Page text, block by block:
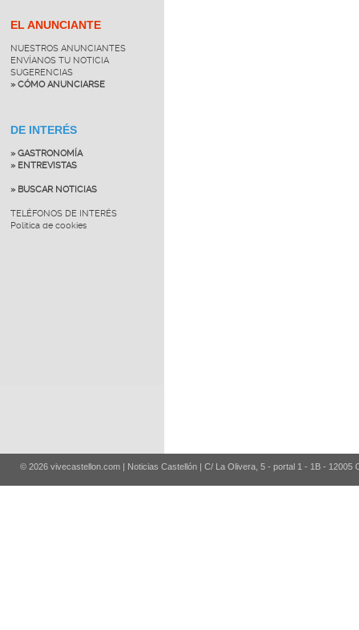
EL ANUNCIANTE
NUESTROS ANUNCIANTES
ENVÍANOS TU NOTICIA
SUGERENCIAS
» CÓMO ANUNCIARSE
DE INTERÉS
» GASTRONOMÍA
» ENTREVISTAS
» BUSCAR NOTICIAS
TELÉFONOS DE INTERÉS
Política de cookies
© 2026 vivecastellon.com | Noticias Castellón | C/ La Olivera, 5 - portal 1 - 1B - 12005